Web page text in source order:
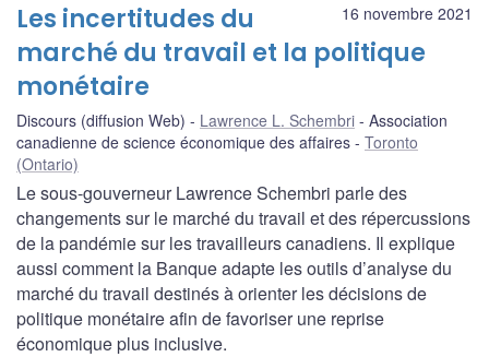
16 novembre 2021
Les incertitudes du
marché du travail et la politique
monétaire
Discours (diffusion Web) Lawrence L. Schembri
Association
canadienne de science économique des affaires
Toronto
(Ontario)
Le sous-gouverneur Lawrence Schembri parle des
changements sur le marché du travail et des répercussions
de la pandémie sur les travailleurs canadiens. Il explique
aussi comment la Banque adapte les outils d’analyse du
marché du travail destinés à orienter les décisions de
politique monétaire afin de favoriser une reprise
économique plus inclusive.